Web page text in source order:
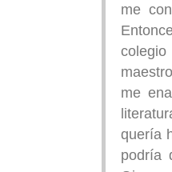
me
me
quería
podría